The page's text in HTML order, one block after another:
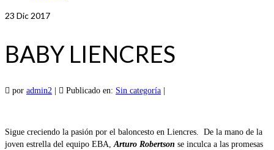
23 Dic 2017
BABY LIENCRES
por admin2 Publicado en: Sin categoría
Sigue creciendo la pasión por el baloncesto en Liencres. De la mano de la
joven estrella del equipo EBA,Arturo Robertson se inculca a las promesas